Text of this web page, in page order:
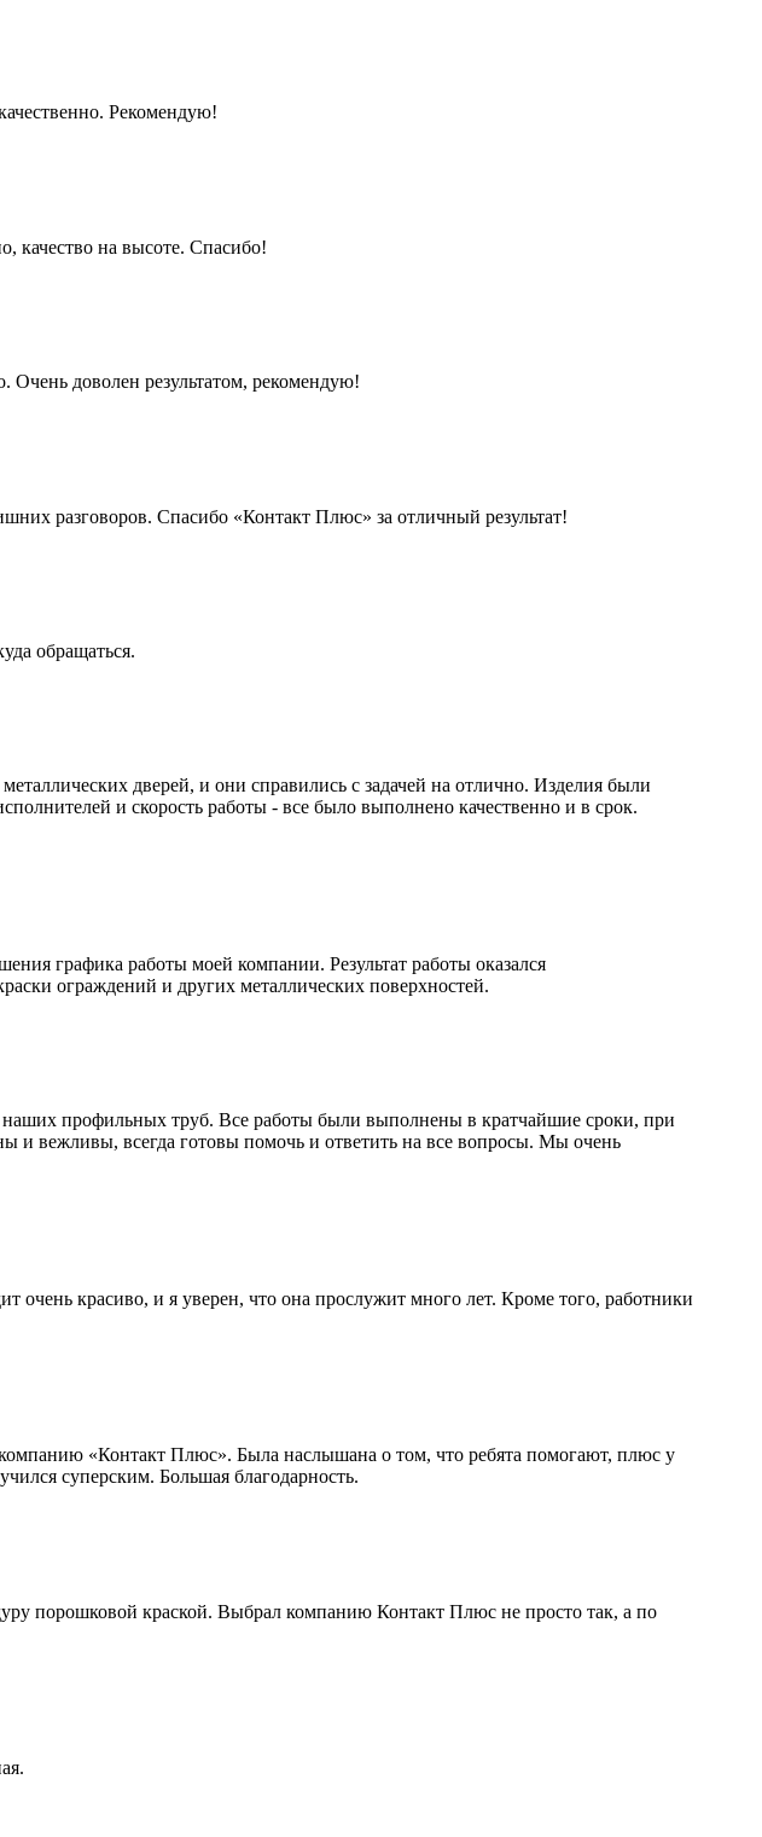
Рекомендую!
качество на высоте. Спасибо!
Очень доволен результатом, рекомендую!
разговоров. Спасибо «Контакт Плюс» за отличный результат!
обращаться.
дверей, и они справились с задачей на отлично. Изделия были
и скорость работы - все было выполнено качественно и в срок.
графика работы моей компании. Результат работы оказался
ограждений и других металлических поверхностей.
профильных труб. Все работы были выполнены в кратчайшие сроки, при
и вежливы, всегда готовы помочь и ответить на все вопросы. Мы очень
очень красиво, и я уверен, что она прослужит много лет. Кроме того, работники
«Контакт Плюс». Была наслышана о том, что ребята помогают, плюс у
суперским. Большая благодарность.
порошковой краской. Выбрал компанию Контакт Плюс не просто так, а по